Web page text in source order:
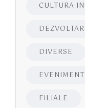
CULTURA
DIVERSE
EVENIMENT
FILIALE